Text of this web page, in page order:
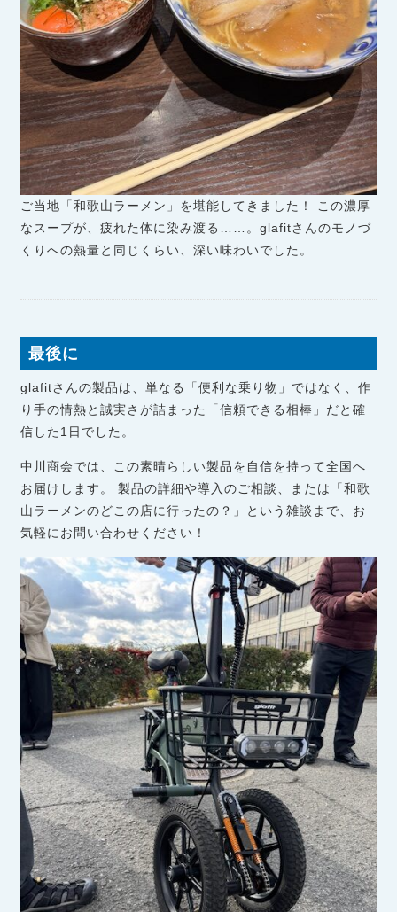
ご当地「和歌山ラーメン」を堪能してきました！ この濃厚
なスープが、疲れた体に染み渡る……。glafitさんのモノづ
くりへの熱量と同じくらい、深い味わいでした。
最後に
glafitさんの製品は、単なる「便利な乗り物」ではなく、作
り手の情熱と誠実さが詰まった「信頼できる相棒」だと確
信した1日でした。
中川商会では、この素晴らしい製品を自信を持って全国へ
お届けします。 製品の詳細や導入のご相談、または「和歌
山ラーメンのどこの店に行ったの？」という雑談まで、お
気軽にお問い合わせください！